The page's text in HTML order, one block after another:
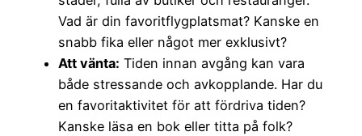
Vad är din favoritflygplatsmat? Kanske en
snabb fika eller något mer exklusivt?
Att vänta: Tiden innan avgång kan vara
både stressande och avkopplande. Har du
en favoritaktivitet för att fördriva tiden?
Kanske läsa en bok eller titta på folk?